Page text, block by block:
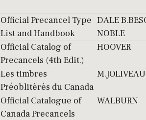
Official Precancel Type
List and Handbook
DALE
NOBLE
Official Catalog of
Precancels (4th Edit.)
HOOVER
Les timbres
Préoblitérés du Canada
M.JOLIVEAU
Official Catalogue of
Canada Precancels
WALBURN